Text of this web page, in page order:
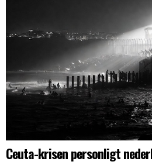
Ceuta-krisen personligt